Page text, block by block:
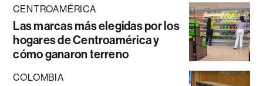
CENTROAMÉRICA
Las marcas más elegidas por los
hogares de Centroamérica y
cómo ganaron terreno
COLOMBIA